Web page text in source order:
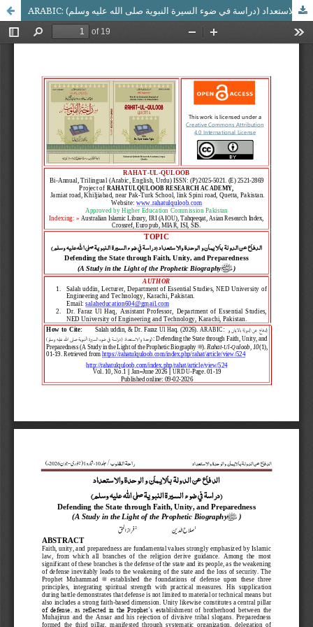
ARABIC: الدفاع عن الدولة بالايمان و الوحدة والاستعداد (دراسة في ضوء السيرة النبوية صلى الله عليه وسلم)